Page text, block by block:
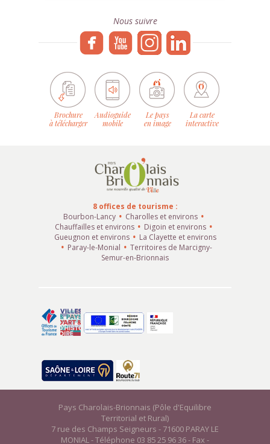
Nous suivre
Brochure
à télécharger
Audioguide
mobile
Le pays
en image
La carte
interactive
8 offices de tourisme :
Bourbon-Lancy
Charolles et environs
Chauffailles et environs
Digoin et environs
Gueugnon et environs
La Clayette et environs
Paray-le-Monial
Territoires de Marcigny-
Semur-en-Brionnais
Pays Charolais-Brionnais (Pôle d'Equilibre
Territorial et Rural)
7 rue des Champs Seigneurs - 71600 PARAY LE
MONIAL - Téléphone 03 85 25 96 36 - Fax -